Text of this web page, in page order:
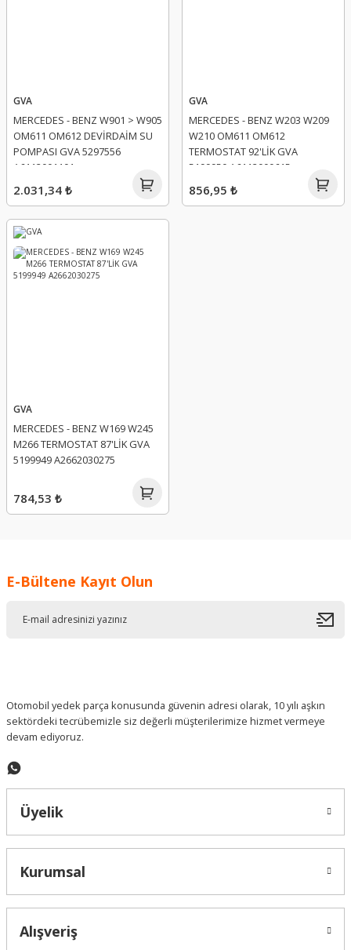
GVA
MERCEDES - BENZ W901 > W905
OM611 OM612 DEVİRDAİM SU
POMPASI GVA 5297556
A6112001101
2.031,34 ₺
GVA
MERCEDES - BENZ W203 W209
W210 OM611 OM612
TERMOSTAT 92'LİK GVA
5199950 A6112000615
856,95 ₺
GVA
MERCEDES - BENZ W169 W245
M266 TERMOSTAT 87'LİK GVA
5199949 A2662030275
784,53 ₺
E-Bültene Kayıt Olun
Otomobil yedek parça konusunda güvenin adresi olarak, 10 yılı aşkın
sektördeki tecrübemizle siz değerli müşterilerimize hizmet vermeye
devam ediyoruz.
Üyelik
Kurumsal
Alışveriş